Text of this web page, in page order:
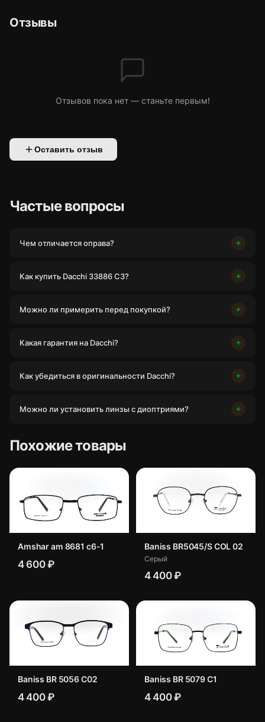
Отзывы
Отзывов пока нет — станьте первым!
Оставить отзыв
Частые вопросы
Чем отличается оправа?
Как купить Dacchi 33886 C3?
Можно ли примерить перед покупкой?
Какая гарантия на Dacchi?
Как убедиться в оригинальности Dacchi?
Можно ли установить линзы с диоптриями?
Похожие товары
Amshar am 8681 c6-1
4 600 ₽
Baniss BR5045/S COL 02
Серый
4 400 ₽
Baniss BR 5056 C02
4 400 ₽
Baniss BR 5079 C1
4 400 ₽